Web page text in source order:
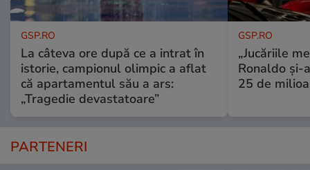
GSP.RO
La câteva ore după ce a intrat în
istorie, campionul olimpic a aflat
că apartamentul său a ars:
„Tragedie devastatoare”
GSP.RO
„Jucăriile
Ronaldo și-
25 de
PARTENERI